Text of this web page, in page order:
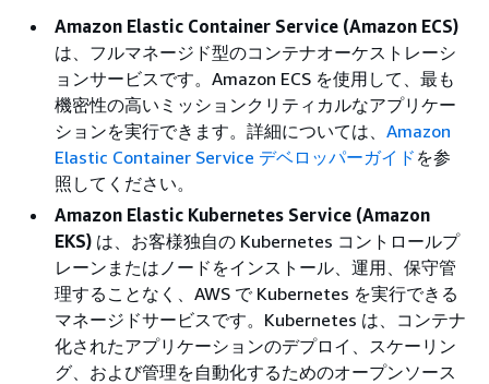
Amazon Elastic Container Service (Amazon ECS)
は、フルマネージド型のコンテナオーケストレーシ
ョンサービスです。Amazon ECS を使用して、最も
機密性の高いミッションクリティカルなアプリケー
ションを実行できます。詳細については、 Amazon
Elastic Container Service デベロッパーガイド を参
照してください。
Amazon Elastic Kubernetes Service (Amazon
EKS) は、お客様独自の Kubernetes コントロールプ
レーンまたはノードをインストール、運用、保守管
理することなく、AWS で Kubernetes を実行できる
マネージドサービスです。Kubernetes は、コンテナ
化されたアプリケーションのデプロイ、スケーリン
グ、および管理を自動化するためのオープンソース